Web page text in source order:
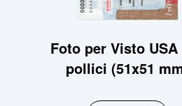
Foto per Visto USA
pollici (51x51